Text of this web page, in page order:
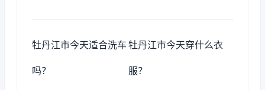
牡丹江市今天适合洗车
吗？
牡丹江市今天穿什么衣
服？